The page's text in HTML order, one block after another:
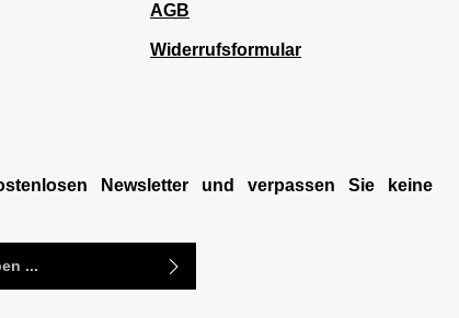
AGB
Widerrufsformular
Newsletter und verpassen Sie keine